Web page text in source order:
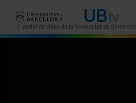
El portal de vídeo de la Universitat de Barcelona